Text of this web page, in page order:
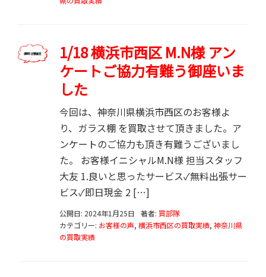
1/18 横浜市西区 M.N様 アン
ケートご協力有難う御座いま
した
今回は、神奈川県横浜市西区のお客様よ
り、ガラス棚 を買取させて頂きました。ア
ンケートのご協力も頂き有難うございまし
た。 お客様イニシャルM.N様 担当スタッフ
大友 1.良いと思ったサービス✓無料出張サー
ビス✓即日現金 2 […]
公開日: 2024年1月25日 著者: 買部隊
カテゴリー: お客様の声, 横浜市西区の買取実績, 神奈川県
の買取実績